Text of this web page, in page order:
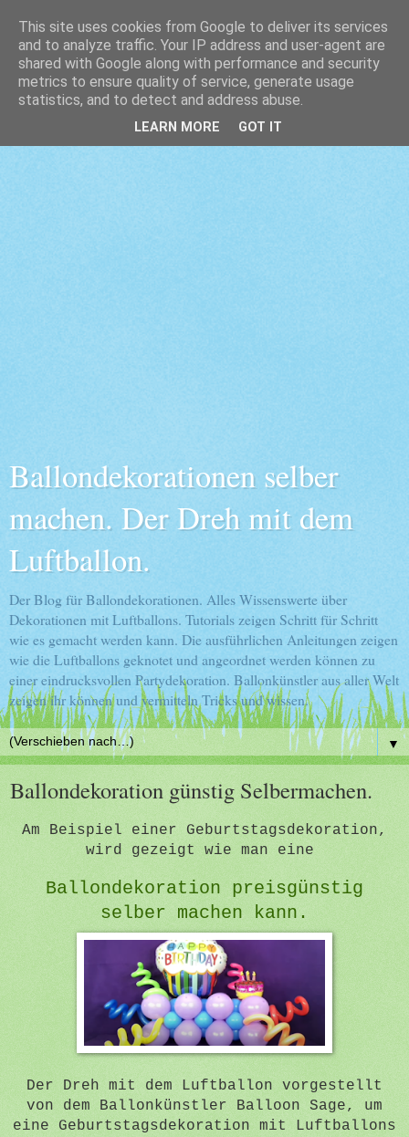
Ballondekorationen selber
machen. Der Dreh mit dem
Luftballon.
Der Blog für Ballondekorationen. Alles Wissenswerte über
Dekorationen mit Luftballons. Tutorials zeigen Schritt für Schritt
wie es gemacht werden kann. Die ausführlichen Anleitungen zeigen
wie die Luftballons geknotet und angeordnet werden können zu
einer eindrucksvollen Partydekoration. Ballonkünstler aus aller Welt
zeigen ihr können und vermitteln Tricks und wissen.
▼
Ballondekoration günstig Selbermachen.
Am Beispiel einer Geburtstagsdekoration,
wird gezeigt wie man eine
Ballondekoration preisgünstig
selber machen kann.
Der Dreh mit dem Luftballon vorgestellt
von dem Ballonkünstler Balloon Sage, um
eine Geburtstagsdekoration mit Luftballons
This site uses cookies from Google to deliver its services
and to analyze traffic. Your IP address and user-agent are
shared with Google along with performance and security
metrics to ensure quality of service, generate usage
statistics, and to detect and address abuse.
LEARN MORE GOT IT